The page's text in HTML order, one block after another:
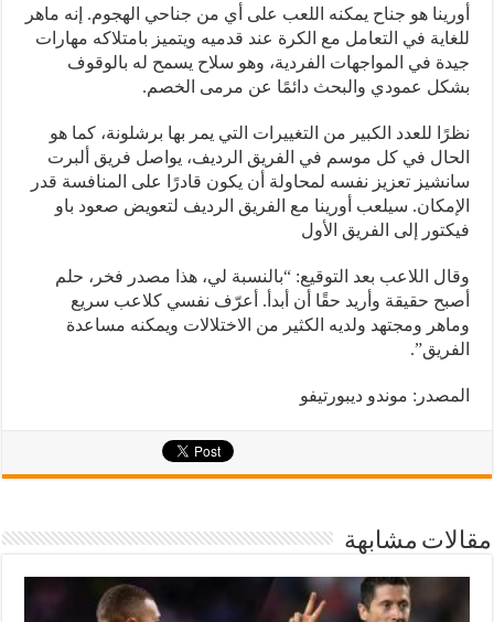
أورينا هو جناح يمكنه اللعب على أي من جناحي الهجوم. إنه ماهر
للغاية في التعامل مع الكرة عند قدميه ويتميز بامتلاكه مهارات
جيدة في المواجهات الفردية، وهو سلاح يسمح له بالوقوف
بشكل عمودي والبحث دائمًا عن مرمى الخصم.
نظرًا للعدد الكبير من التغييرات التي يمر بها برشلونة، كما هو
الحال في كل موسم في الفريق الرديف، يواصل فريق ألبرت
سانشيز تعزيز نفسه لمحاولة أن يكون قادرًا على المنافسة قدر
الإمكان. سيلعب أورينا مع الفريق الرديف لتعويض صعود باو
فيكتور إلى الفريق الأول
وقال اللاعب بعد التوقيع: “بالنسبة لي، هذا مصدر فخر، حلم
أصبح حقيقة وأريد حقًا أن أبدأ. أعرّف نفسي كلاعب سريع
وماهر ومجتهد ولديه الكثير من الاختلالات ويمكنه مساعدة
الفريق”.
المصدر: موندو ديبورتيفو
مقالات مشابهة